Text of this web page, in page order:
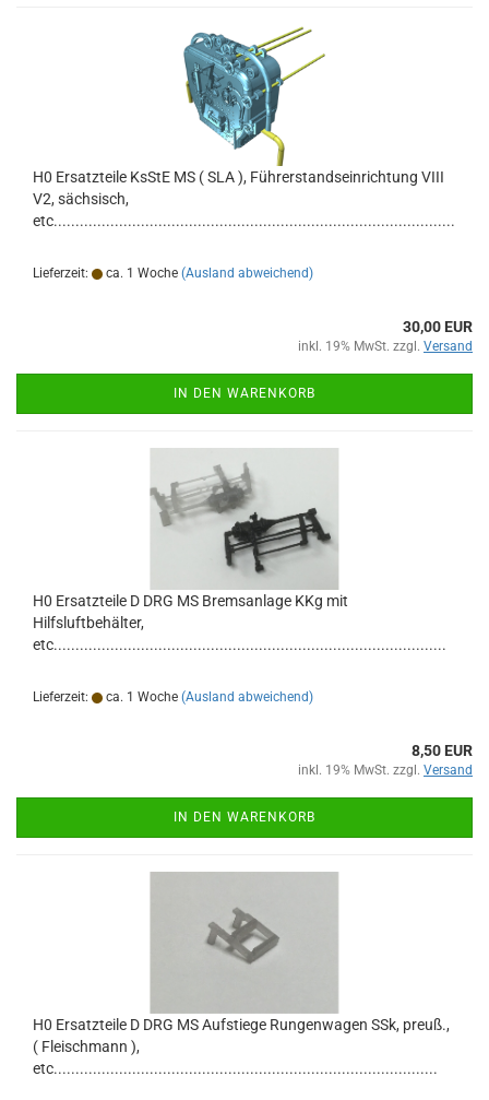
H0 Ersatzteile KsStE MS ( SLA ), Führerstandseinrichtung VIII
V2, sächsisch,
etc............................................................................................
Lieferzeit: ca. 1 Woche (Ausland abweichend)
30,00 EUR
inkl. 19% MwSt. zzgl. Versand
IN DEN WARENKORB
H0 Ersatzteile D DRG MS Bremsanlage KKg mit
Hilfsluftbehälter,
etc..........................................................................................
Lieferzeit: ca. 1 Woche (Ausland abweichend)
8,50 EUR
inkl. 19% MwSt. zzgl. Versand
IN DEN WARENKORB
H0 Ersatzteile D DRG MS Aufstiege Rungenwagen SSk, preuß.,
( Fleischmann ),
etc........................................................................................